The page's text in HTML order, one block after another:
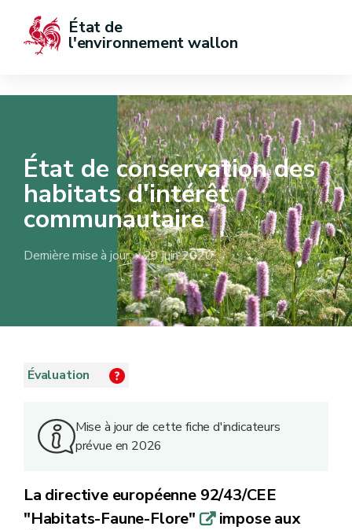
État de
l'environnement wallon
État de conservation des
habitats d'intérêt
communautaire
Dernière mise à jour : 29 juin 2020
Évaluation
Mise à jour de cette fiche d'indicateurs
prévue en 2026
La directive européenne 92/43/CEE
"Habitats-Faune-Flore" qimpose aux